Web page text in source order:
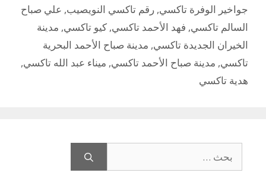
جواخير الوفرة تاكسي, رقم تاكسي النويصيب, علي صباح
السالم تاكسي, فهد الأحمد تاكسي, كيو تاكسي, مدينة
الخيران الجديدة تاكسي, مدينة صباح الأحمد البحرية
تاكسي, مدينة صباح الأحمد تاكسي, ميناء عبد الله تاكسي,
هدية تاكسي
عن: